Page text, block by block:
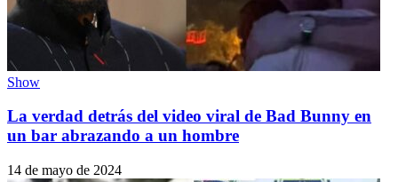
Show
La verdad detrás del video viral de Bad Bunny en
un bar abrazando a un hombre
14 de mayo de 2024